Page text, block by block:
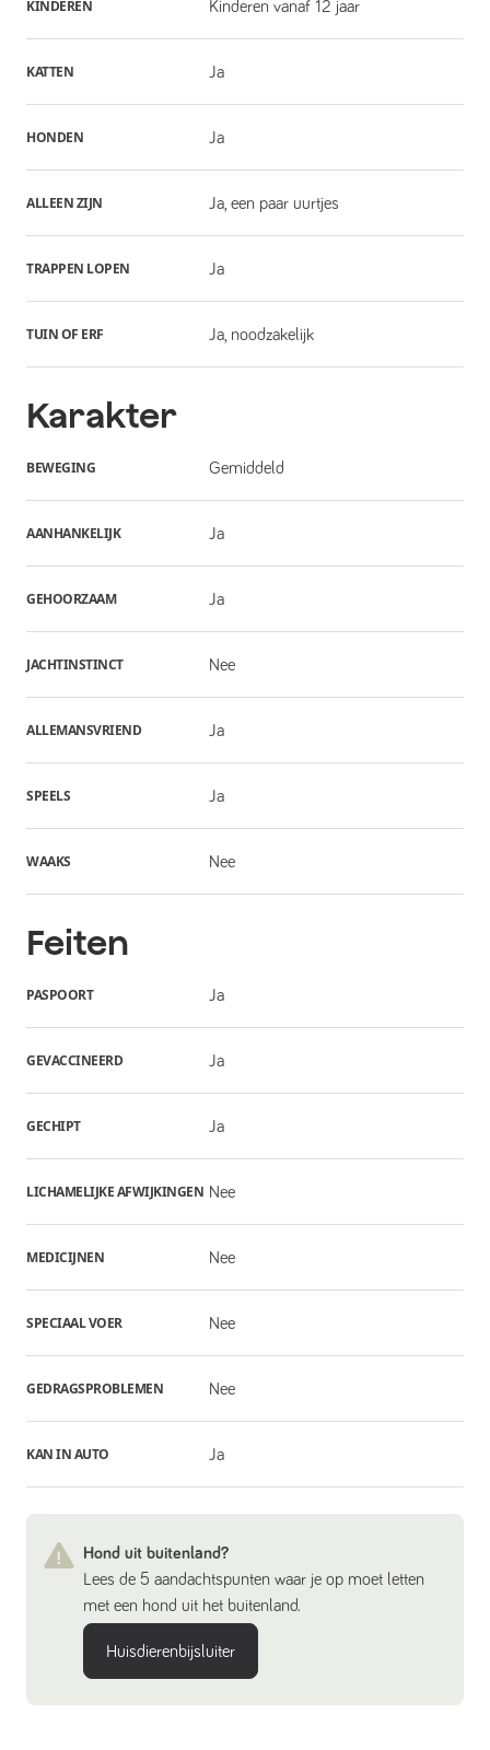
KINDEREN Kinderen vanaf 12 jaar
KATTEN Ja
HONDEN Ja
ALLEEN ZIJN Ja, een paar uurtjes
TRAPPEN LOPEN Ja
TUIN OF ERF Ja, noodzakelijk
Karakter
BEWEGING Gemiddeld
AANHANKELIJK Ja
GEHOORZAAM Ja
JACHTINSTINCT Nee
ALLEMANSVRIEND Ja
SPEELS Ja
WAAKS Nee
Feiten
PASPOORT Ja
GEVACCINEERD Ja
GECHIPT Ja
LICHAMELIJKE AFWIJKINGEN Nee
MEDICIJNEN Nee
SPECIAAL VOER Nee
GEDRAGSPROBLEMEN Nee
KAN IN AUTO Ja
Hond uit buitenland?
Lees de 5 aandachtspunten waar je op moet letten
met een hond uit het buitenland.
Huisdierenbijsluiter